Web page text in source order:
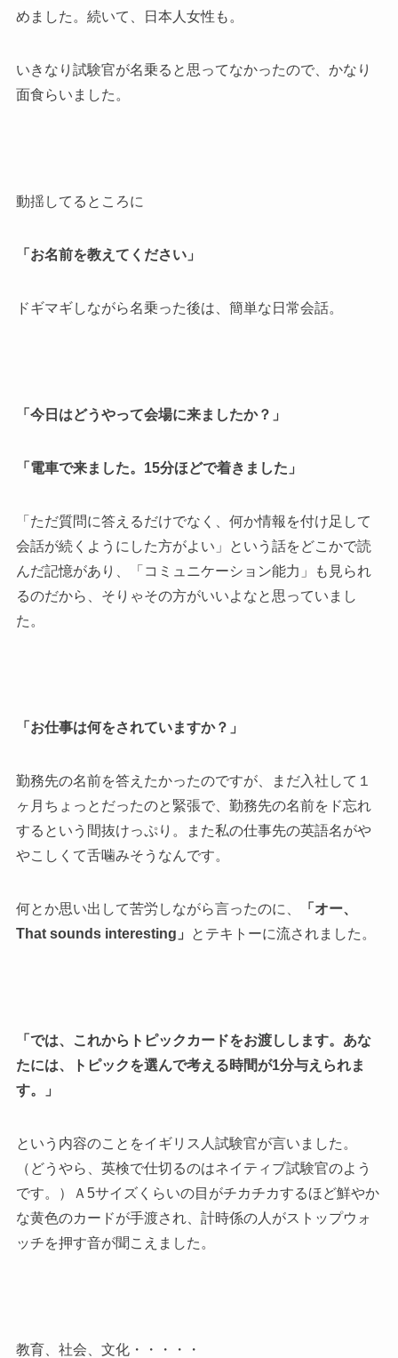
めました。続いて、日本人女性も。
いきなり試験官が名乗ると思ってなかったので、かなり
面食らいました。
動揺してるところに
「お名前を教えてください」
ドギマギしながら名乗った後は、簡単な日常会話。
「今日はどうやって会場に来ましたか？」
「電車で来ました。15分ほどで着きました」
「ただ質問に答えるだけでなく、何か情報を付け足して
会話が続くようにした方がよい」という話をどこかで読
んだ記憶があり、「コミュニケーション能力」も見られ
るのだから、そりゃその方がいいよなと思っていまし
た。
「お仕事は何をされていますか？」
勤務先の名前を答えたかったのですが、まだ入社して１
ヶ月ちょっとだったのと緊張で、勤務先の名前をド忘れ
するという間抜けっぷり。また私の仕事先の英語名がや
やこしくて舌噛みそうなんです。
何とか思い出して苦労しながら言ったのに、
「オー、
That sounds interesting」
とテキトーに流されました。
「では、これからトピックカードをお渡しします。あな
たには、トピックを選んで考える時間が1分与えられま
す。」
という内容のことをイギリス人試験官が言いました。
（どうやら、英検で仕切るのはネイティブ試験官のよう
です。）Ａ5サイズくらいの目がチカチカするほど鮮やか
な黄色のカードが手渡され、計時係の人がストップウォ
ッチを押す音が聞こえました。
教育、社会、文化・・・・・